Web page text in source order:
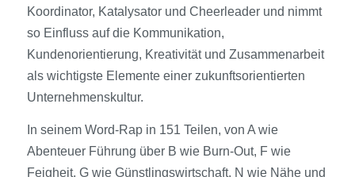
Koordinator, Katalysator und Cheerleader und nimmt
so Einfluss auf die Kommunikation,
Kundenorientierung, Kreativität und Zusammenarbeit
als wichtigste Elemente einer zukunftsorientierten
Unternehmenskultur.
In seinem Word-Rap in 151 Teilen, von A wie
Abenteuer Führung über B wie Burn-Out, F wie
Feigheit, G wie Günstlingswirtschaft, N wie Nähe und